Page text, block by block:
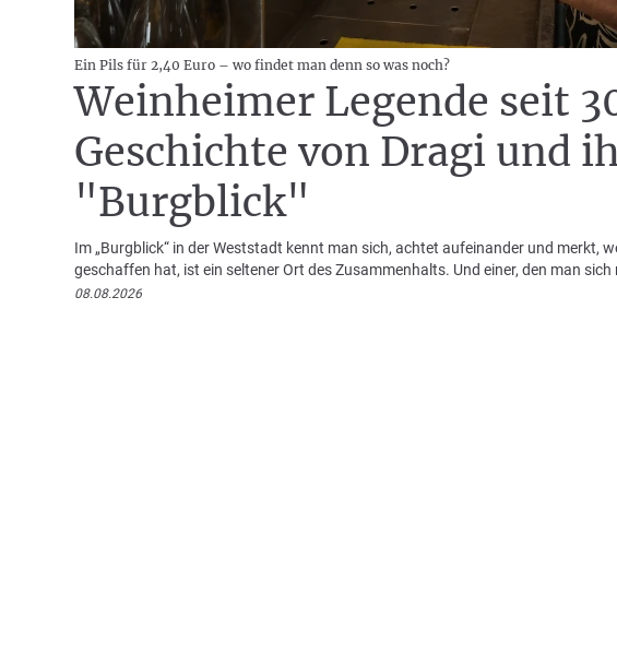
Ein Pils für 2,40 Euro – wo findet man denn so was noch?
Weinheimer Legende seit
Geschichte von Dragi und
"Burgblick"
Im „Burgblick“ in der Weststadt kennt man sich, achtet aufeinander und merkt,
geschaffen hat, ist ein seltener Ort des Zusammenhalts. Und einer, den man sich
08.08.2026